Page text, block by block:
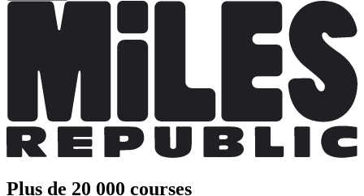
Plus de 20 000 courses